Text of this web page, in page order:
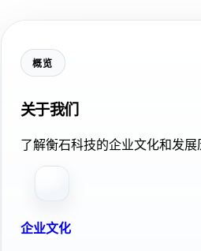
概览
关于我们
了解衡石科技的企业文化和发展
企业文化